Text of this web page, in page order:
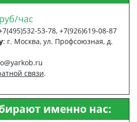
час
53-78, +7(926)619-08-87
: г. Москва, ул. Профсоюзная, д.
связи.
именно нас: